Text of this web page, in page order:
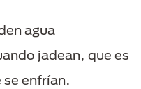
agua
jadean, que es
se enfrían.